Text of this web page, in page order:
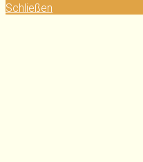
Schließen